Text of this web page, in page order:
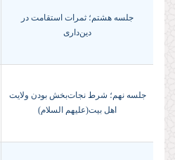
جلسه هشتم؛ ثمرات استقامت در
دین‌دارى
جلسه نهم؛ شرط نجات‌بخش بودن ولایت
اهل بیت(علیهم السلام)